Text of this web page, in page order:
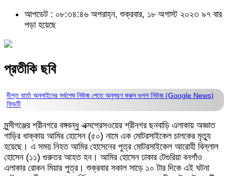
আপডেট : ০৮:৩৪:৪৬ অপরাহ্ন, শুক্রবার, ১৮ অগাস্ট ২০২৩ ৯৭ বার
পড়া হয়েছে
প্রতীকি ছবি
দীপ্ত বার্তা অনলাইনের সর্বশেষ নিউজ পেতে অনুসরণ করুনগুগল নিউজ (Google News)
ফিডটি
মুন্সীগঞ্জের শ্রীনগরে বঙ্গবন্ধু এক্সপ্রেসওয়ের শ্রীনগর ছনবাড়ি এলাকায় অজ্ঞাত
গাড়ির ধাক্কায় আমির হোসেন (৫০) নামে এক মোটরসাইকেল চালকের মৃত্যু
হয়েছে। এ সময় নিহত আমির হোসেনের পুত্র মোটরসাইকেল আরোহী বিল্লাল
হোসেন (১১) গুরুতর আহত হন। আমির হোসেন ঢাকার টেগুরিয়া বনগাঁও
এলাকার রোকন মিয়ার পুত্র। শুক্রবার সকাল সাড়ে ১০ টার দিকে এই ঘটনা